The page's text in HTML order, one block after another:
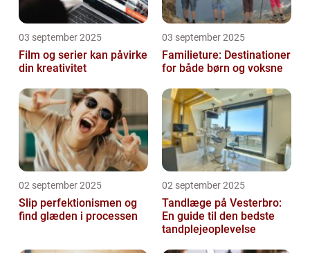
03 september 2025
Film og serier kan påvirke
din kreativitet
03 september 2025
Familieture: Destinationer
for både børn og voksne
02 september 2025
Slip perfektionismen og
find glæden i processen
02 september 2025
Tandlæge på Vesterbro:
En guide til den bedste
tandplejeoplevelse